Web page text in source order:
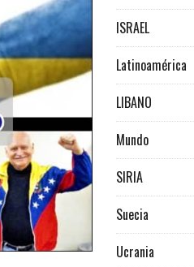
ISRAEL
Latinoamérica
LIBANO
Mundo
SIRIA
Suecia
Ucrania